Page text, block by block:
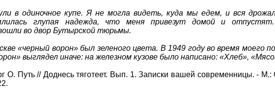
в одиночное купе. Я не могла видеть, куда мы едем, и вся
глупая надежда, что меня привезут домой и
во двор Бутырской тюрьмы.
«черный ворон» был зеленого цвета. В 1949 году во время моего
выглядел иначе: на железном кузове было написано: «Хлеб»,
О. Путь // Доднесь тяготеет. Вып. 1. Записки вашей современницы. - М.: